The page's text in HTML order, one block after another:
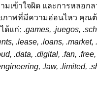
เข้าใจผิด และการหลอก
ภาพที่มีความอ่อนไหว คุณ
ด้แก่: .games, .juegos,
.lease, .loans, .market,
.data, .digital, .fan,
.law, .limited,